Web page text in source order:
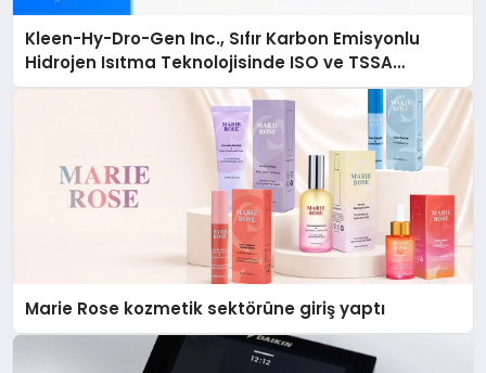
Kleen-Hy-Dro-Gen Inc., Sıfır Karbon Emisyonlu
Hidrojen Isıtma Teknolojisinde ISO ve TSSA
Düzenleyici Onaylarını Aldı
Marie Rose kozmetik sektörüne giriş yaptı